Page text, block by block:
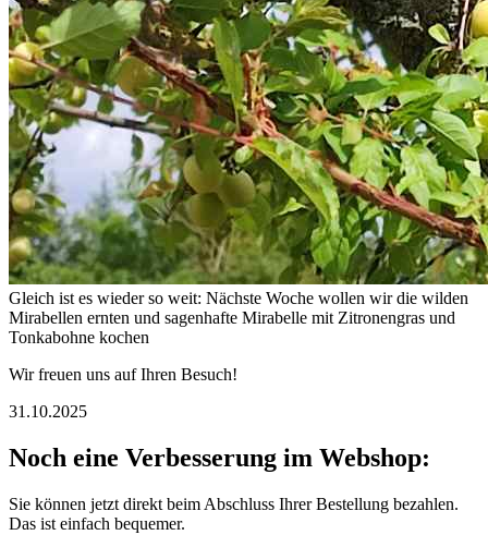
Gleich ist es wieder so weit: Nächste Woche wollen wir die wilden
Mirabellen ernten und sagenhafte Mirabelle mit Zitronengras und
Tonkabohne kochen
Wir freuen uns auf Ihren Besuch!
31.10.2025
Noch eine Verbesserung im Webshop:
Sie können jetzt direkt beim Abschluss Ihrer Bestellung bezahlen.
Das ist einfach bequemer.